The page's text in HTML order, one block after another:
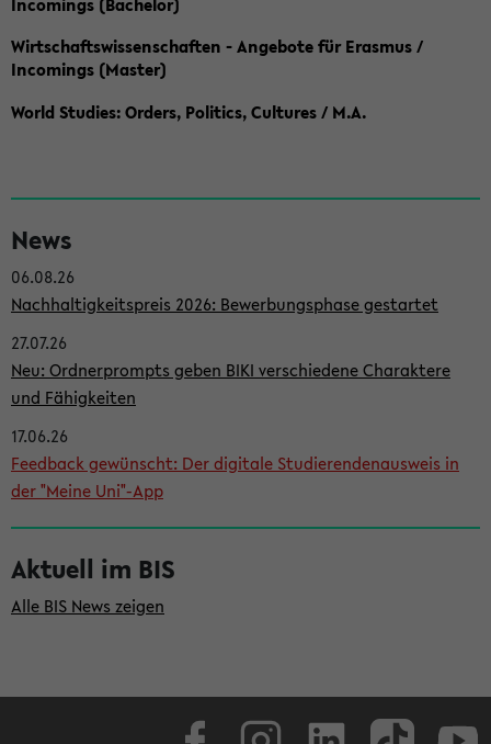
Wirtschaftswissenschaften - Angebote für Erasmus /
Incomings (Master)
World Studies: Orders, Politics, Cultures / M.A.
e
i
t
e
n
l
e
i
s
t
e
News
06.08.26
Nachhaltigkeitspreis 2026: Bewerbungsphase gestartet
27.07.26
Neu: Ordnerprompts geben BIKI verschiedene Charaktere
und Fähigkeiten
17.06.26
Feedback gewünscht: Der digitale Studierendenausweis in
der "Meine Uni"-App
Aktuell im BIS
Alle BIS News zeigen